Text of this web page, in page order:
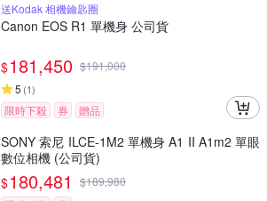
送Kodak 相機鑰匙圈
Canon EOS R1 單機身 公司貨
$181,450 $191,000
5 (1)
限時下殺 券 贈品
SONY 索尼 ILCE-1M2 單機身 A1 II A1m2 單眼
數位相機 (公司貨)
$180,481 $189,980